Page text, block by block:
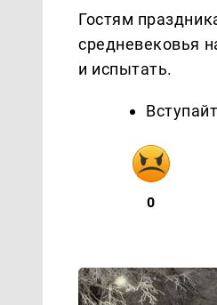
Гостям
средневековья
и испытать.
0